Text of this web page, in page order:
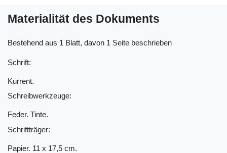
Materialität des Dokuments
Bestehend aus 1 Blatt, davon 1 Seite beschrieben
Schrift:
Kurrent.
Schreibwerkzeuge:
Feder. Tinte.
Schriftträger:
Papier. 11 x 17,5 cm.